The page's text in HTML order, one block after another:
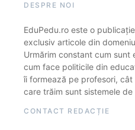
DESPRE NOI
EduPedu.ro este o
exclusiv articole din
Urmărim constant cum sunt
cum face politicile din
îi formează pe profesori,
care trăim sunt sistemele
CONTACT REDACȚIE